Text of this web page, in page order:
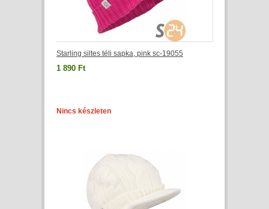
Starling siltes téli sapka, pink sc-19055
1 890 Ft
Nincs készleten